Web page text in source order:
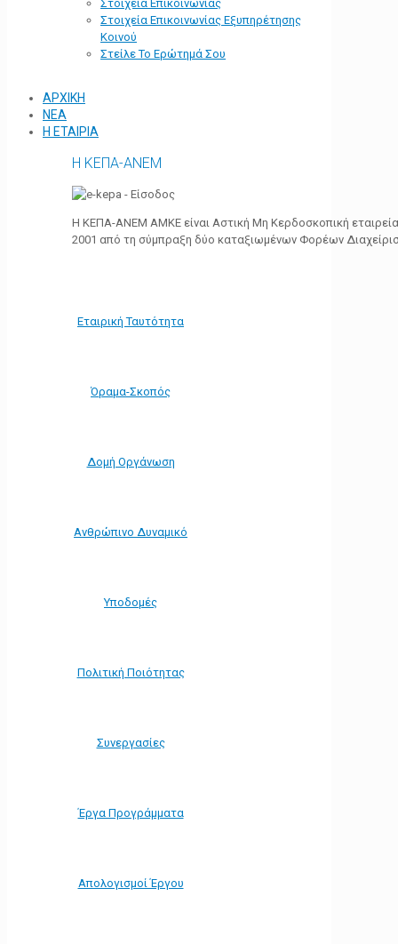
Στοιχεία Επικοινωνίας
Στοιχεία Επικοινωνίας Εξυπηρέτησης
Κοινού
Στείλε Το Ερώτημά Σου
ΑΡΧΙΚΗ
ΝΕΑ
Η ΕΤΑΙΡΙΑ
Η ΚΕΠΑ-ΑΝΕΜ
Η ΚΕΠΑ-ΑΝΕΜ ΑΜΚΕ είναι Αστική Μη Κερδοσκοπική
2001 από τη σύμπραξη δύο καταξιωμένων Φορέων
Εταιρική Ταυτότητα
Όραμα-Σκοπός
Δομή Οργάνωση
Ανθρώπινο Δυναμικό
Υποδομές
Πολιτική Ποιότητας
Συνεργασίες
Έργα Προγράμματα
Απολογισμοί Έργου